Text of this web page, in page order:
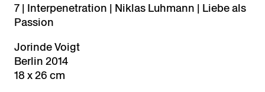
7 | Interpenetration | Niklas Luhmann | Liebe als
Passion
Jorinde Voigt
Berlin 2014
18 x 26 cm